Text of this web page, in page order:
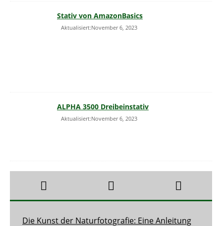
Stativ von AmazonBasics
Aktualisiert:November 6, 2023
ALPHA 3500 Dreibeinstativ
Aktualisiert:November 6, 2023
Die Kunst der Naturfotografie: Eine Anleitung